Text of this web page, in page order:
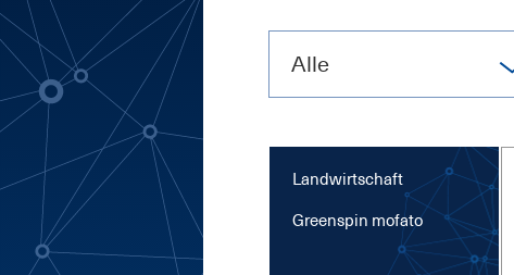
Alle
Landwirtschaft
Green­spin mo­f­a­to